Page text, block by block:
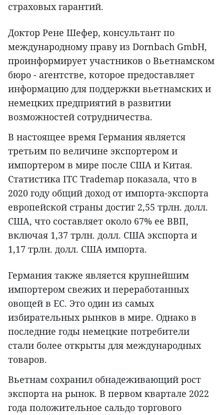
страховых гарантий.
Доктор Рене Шефер, консультант по
международному праву из Dornbach GmbH,
проинформирует участников о Вьетнамском
бюро - агентстве, которое предоставляет
информацию для поддержки вьетнамских и
немецких предприятий в развитии
возможностей сотрудничества.
В настоящее время Германия является
третьим по величине экспортером и
импортером в мире после США и Китая.
Статистика ITC Trademap показала, что в
2020 году общий доход от импорта-экспорта
европейской страны достиг 2,55 трлн. долл.
США, что составляет около 67% ее ВВП,
включая 1,37 трлн. долл. США экспорта и
1,17 трлн. долл. США импорта.
Германия также является крупнейшим
импортером свежих и переработанных
овощей в ЕС. Это один из самых
избирательных рынков в мире. Однако в
последние годы немецкие потребители
стали более открыты для международных
товаров.
Вьетнам сохранил обнадеживающий рост
экспорта на рынок. В первом квартале 2022
года положительное сальдо торгового